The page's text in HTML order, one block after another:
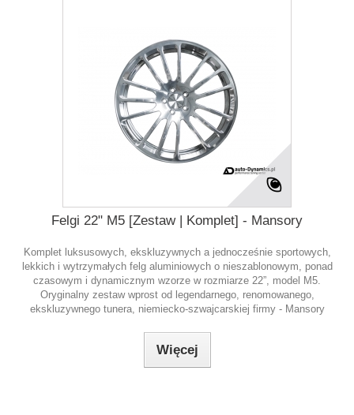
Felgi 22" M5 [Zestaw | Komplet] - Mansory
Komplet luksusowych, ekskluzywnych a jednocześnie sportowych,
lekkich i wytrzymałych felg aluminiowych o nieszablonowym, ponad
czasowym i dynamicznym wzorze w rozmiarze 22”, model M5.
Oryginalny zestaw wprost od legendarnego, renomowanego,
ekskluzywnego tunera, niemiecko-szwajcarskiej firmy - Mansory
Więcej